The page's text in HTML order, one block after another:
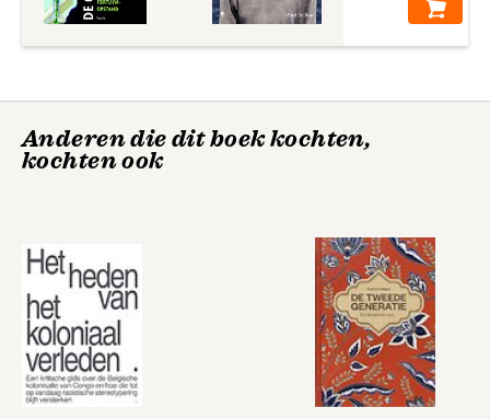
Socialisme voor
beginners
Rise of the Dutch
Bekijk alle boeken
Register
Anderen die dit boek kochten,
kochten ook